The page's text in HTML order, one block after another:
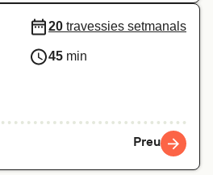
20 travessies setmanals
45 min
Preu